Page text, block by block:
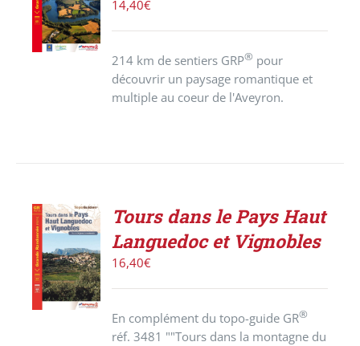
/
DÉTAILS
14,40€
214 km de sentiers GRP® pour
découvrir un paysage romantique et
multiple au coeur de l'Aveyron.
ACHETER
PRODUIT
/
DÉTAILS
Tours dans le Pays Haut
Languedoc et Vignobles
16,40€
En complément du topo-guide GR®
réf. 3481 ""Tours dans la montagne du